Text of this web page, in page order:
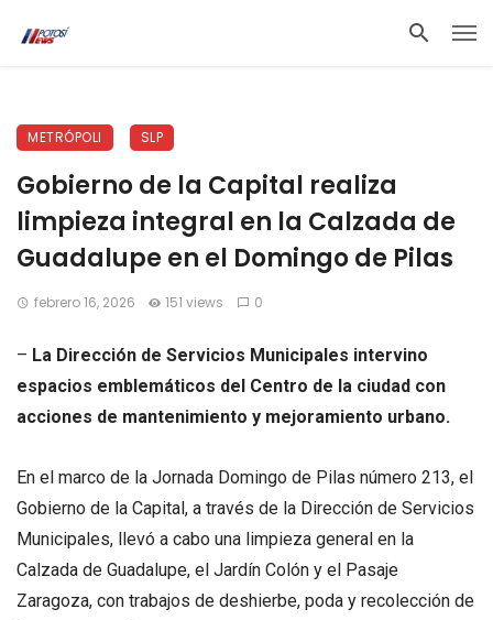
METRÓPOLI SLP
Gobierno de la Capital realiza
limpieza integral en la Calzada de
Guadalupe en el Domingo de Pilas
febrero 16, 2026 151 views 0
– La Dirección de Servicios Municipales intervino
espacios emblemáticos del Centro de la ciudad con
acciones de mantenimiento y mejoramiento urbano.
En el marco de la Jornada Domingo de Pilas número 213, el
Gobierno de la Capital, a través de la Dirección de Servicios
Municipales, llevó a cabo una limpieza general en la
Calzada de Guadalupe, el Jardín Colón y el Pasaje
Zaragoza, con trabajos de deshierbe, poda y recolección de